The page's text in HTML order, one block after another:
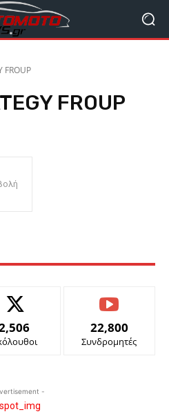
FROUP
FROUP
22,800
Συνδρομητές
-